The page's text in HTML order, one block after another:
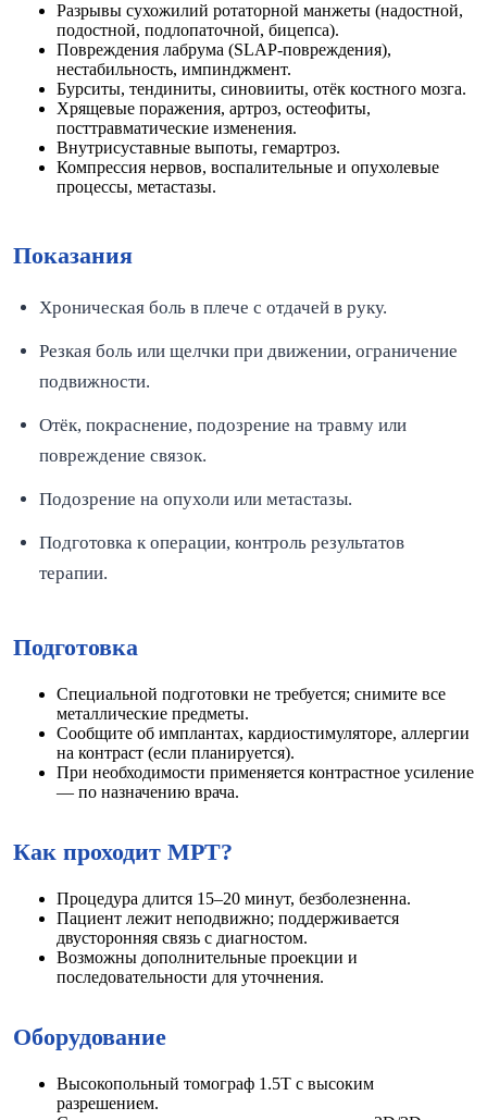
Разрывы сухожилий ротаторной манжеты (надостной,
подостной, подлопаточной, бицепса).
Повреждения лабрума (SLAP-повреждения),
нестабильность, импинджмент.
Бурситы, тендиниты, синовииты, отёк костного мозга.
Хрящевые поражения, артроз, остеофиты,
посттравматические изменения.
Внутрисуставные выпоты, гемартроз.
Компрессия нервов, воспалительные и опухолевые
процессы, метастазы.
Показания
Хроническая боль в плече с отдачей в руку.
Резкая боль или щелчки при движении, ограничение
подвижности.
Отёк, покраснение, подозрение на травму или
повреждение связок.
Подозрение на опухоли или метастазы.
Подготовка к операции, контроль результатов
терапии.
Подготовка
Специальной подготовки не требуется; снимите все
металлические предметы.
Сообщите об имплантах, кардиостимуляторе, аллергии
на контраст (если планируется).
При необходимости применяется контрастное усиление
— по назначению врача.
Как проходит МРТ?
Процедура длится 15–20 минут, безболезненна.
Пациент лежит неподвижно; поддерживается
двусторонняя связь с диагностом.
Возможны дополнительные проекции и
последовательности для уточнения.
Оборудование
Высокопольный томограф 1.5Т с высоким
разрешением.